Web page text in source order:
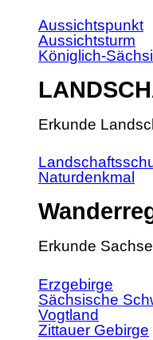
Aussichtspunkt
Aussichtsturm
Königlich-
Erkunde
Naturdenkmal
Erkunde
Erzgebirge
Sächsische
Vogtland
Zittauer Gebirge